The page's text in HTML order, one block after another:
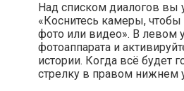
Над списком диалогов вы
«Коснитесь камеры,
фото или видео». В левом
фотоаппарата и
истории. Когда всё будет
стрелку в правом нижнем